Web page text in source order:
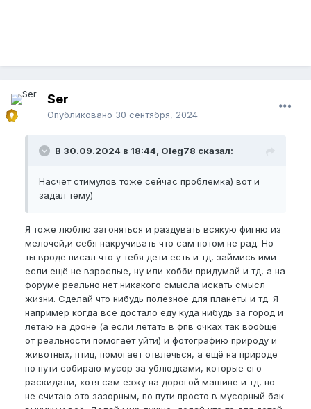
вселенная.
история, сейчас я о своей жизни повествовать не
готов) Но и в петлю уже не охота, в этом цирке
не сyuцид, тогда терпи, хватит ныть, дай вовсю
идти.
Ser
Опубликовано 30 сентября, 2024
В 30.09.2024 в 18:44, Oleg78 сказал:
Насчет стимулов тоже сейчас проблемка) вот и
задал тему)
Я тоже люблю загоняться и раздувать всякую фигню из
мелочей,и себя накручивать что сам потом не рад. Но
ты вроде писал что у тебя дети есть и тд, займись ими
если ещё не взрослые, ну или хобби придумай и тд, а на
форуме реально нет никакого смысла искать смысл
жизни. Сделай что нибудь полезное для планеты и тд. Я
например когда все достало еду куда нибудь за город и
летаю на дроне (а если летать в фпв очках так вообще
от реальности помогает уйти) и фотографию природу и
животных, птиц, помогает отвлечься, а ещё на природе
по пути собираю мусор за ублюдками, которые его
раскидали, хотя сам езжу на дорогой машине и тд, но
не считаю это зазорным, по пути просто в мусорный бак